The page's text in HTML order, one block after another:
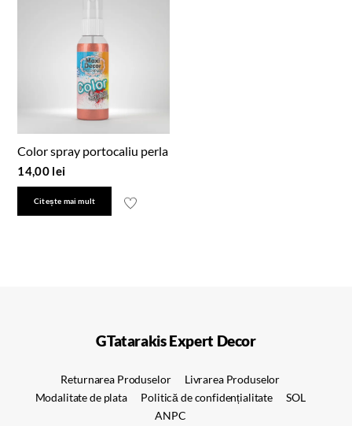
Color spray portocaliu perla
14,00 lei
Citește mai mult
GTatarakis Expert Decor
Returnarea Produselor
Livrarea Produselor
Modalitate de plata
Politică de confidențialitate
SOL
ANPC